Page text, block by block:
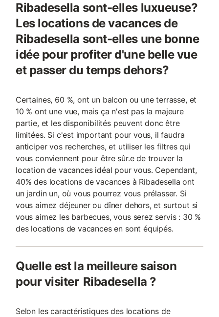
Ribadesella sont-elles luxueuse?
Les locations de vacances de
Ribadesella sont-elles une bonne
idée pour profiter d'une belle vue
et passer du temps dehors?
Certaines, 60 %, ont un balcon ou une terrasse, et
10 % ont une vue, mais ça n'est pas la majeure
partie, et les disponibilités peuvent donc être
limitées. Si c'est important pour vous, il faudra
anticiper vos recherches, et utiliser les filtres qui
vous conviennent pour être sûr.e de trouver la
location de vacances idéal pour vous. Cependant,
40% des locations de vacances à Ribadesella ont
un jardin un, où vous pourrez vous prélasser. Si
vous aimez déjeuner ou dîner dehors, et surtout si
vous aimez les barbecues, vous serez servis : 30 %
des locations de vacances en sont équipés.
Quelle est la meilleure saison
pour visiter Ribadesella ?
Selon les caractéristiques des locations de